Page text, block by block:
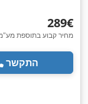
‏289 ‏€
מחיר קבוע בתוספת
התקשר